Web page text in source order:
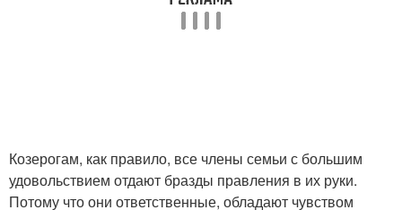
Козерогам, как правило, все члены семьи с большим
удовольствием отдают бразды правления в их руки.
Потому что они ответственные, обладают чувством